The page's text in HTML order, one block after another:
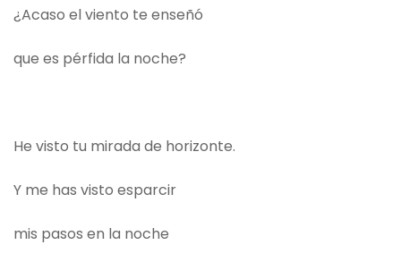
¿Acaso el viento te enseñó
que es pérfida la noche?
He visto tu mirada de horizonte.
Y me has visto esparcir
mis pasos en la noche